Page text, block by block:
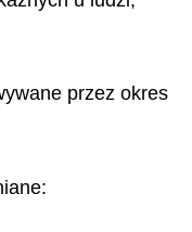
przez okres